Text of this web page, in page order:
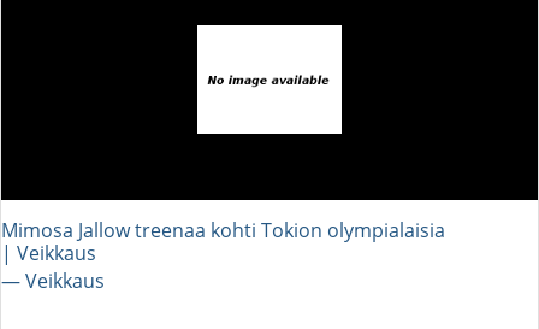
Mimosa Jallow treenaa kohti Tokion olympialaisia
| Veikkaus
― Veikkaus